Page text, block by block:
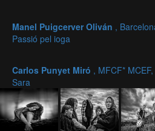
Manel Puigcerver Oliván ,
Passió pel ioga
Carlos Punyet Miró , MFCF*
Sara